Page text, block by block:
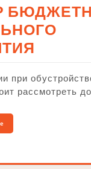
при
рассмотреть